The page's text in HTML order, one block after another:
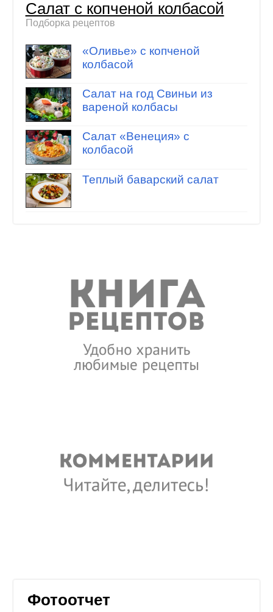
Салат с копченой колбасой
Подборка рецептов
«Оливье» с копченой
колбасой
Салат на год Свиньи из
вареной колбасы
Салат «Венеция» с
колбасой
Теплый баварский салат
Фотоотчет